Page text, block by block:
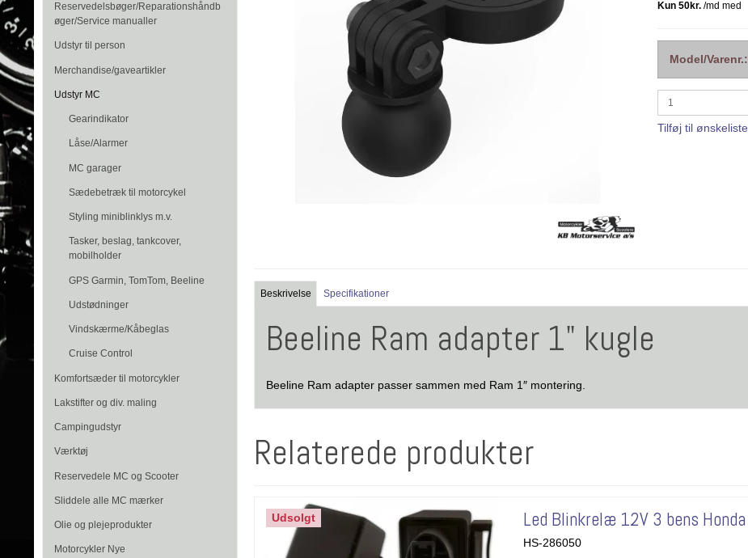
Reservedelsbøger/Reparationshåndb
øger/Service manualler
Udstyr til person
Merchandise/gaveartikler
Udstyr MC
Gearindikator
Låse/Alarmer
MC garager
Sædebetræk til motorcykel
Styling miniblinklys m.v.
Tasker, beslag, tankcover,
mobilholder
GPS Garmin, TomTom, Beeline
Udstødninger
Vindskærme/Kåbeglas
Cruise Control
Komfortsæder til motorcykler
Lakstifter og div. maling
Campingudstyr
Værktøj
Reservedele MC og Scooter
Sliddele alle MC mærker
Olie og plejeprodukter
Motorcykler Nye
Model/Varenr.:
Tilføj til ønskeliste
Beskrivelse Specifikationer
Beeline Ram adapter 1" kugle
Beeline Ram adapter passer sammen med Ram 1″ montering.
Relaterede produkter
Udsolgt Led Blinkrelæ 12V 3 bens Honda
HS-286050